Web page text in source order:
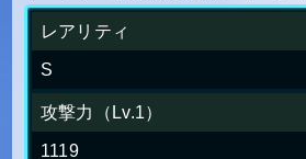
レアリティ
S
攻撃力（Lv.1）
1119